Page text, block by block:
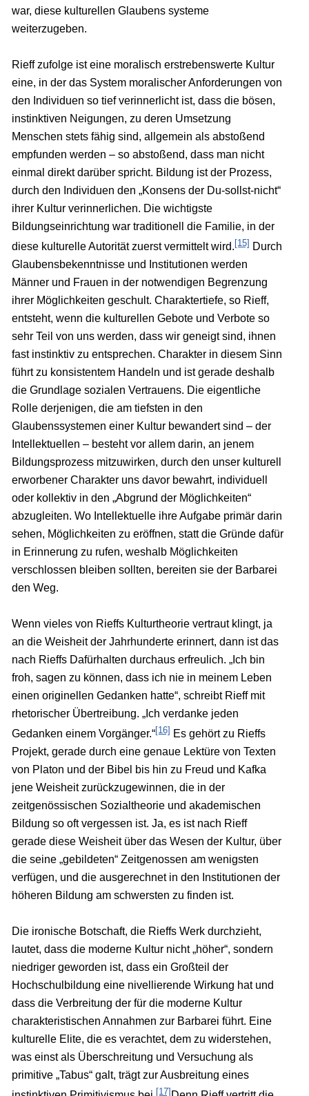
war, diese kulturellen Glaubens systeme
weiterzugeben.
Rieff zufolge ist eine moralisch erstrebenswerte Kultur
eine, in der das System moralischer Anforderungen von
den Individuen so tief verinnerlicht ist, dass die bösen,
instinktiven Neigungen, zu deren Umsetzung
Menschen stets fähig sind, allgemein als abstoßend
empfunden werden – so abstoßend, dass man nicht
einmal direkt darüber spricht. Bildung ist der Prozess,
durch den Individuen den „Konsens der Du-sollst-nicht“
ihrer Kultur verinnerlichen. Die wichtigste
Bildungseinrichtung war traditionell die Familie, in der
diese kulturelle Autorität zuerst vermittelt wird. [15] Durch
Glaubensbekenntnisse und Institutionen werden
Männer und Frauen in der notwendigen Begrenzung
ihrer Möglichkeiten geschult. Charaktertiefe, so Rieff,
entsteht, wenn die kulturellen Gebote und Verbote so
sehr Teil von uns werden, dass wir geneigt sind, ihnen
fast instinktiv zu entsprechen. Charakter in diesem Sinn
führt zu konsistentem Handeln und ist gerade deshalb
die Grundlage sozialen Vertrauens. Die eigentliche
Rolle derjenigen, die am tiefsten in den
Glaubenssystemen einer Kultur bewandert sind – der
Intellektuellen – besteht vor allem darin, an jenem
Bildungsprozess mitzuwirken, durch den unser kulturell
erworbener Charakter uns davor bewahrt, individuell
oder kollektiv in den „Abgrund der Möglichkeiten“
abzugleiten. Wo Intellektuelle ihre Aufgabe primär darin
sehen, Möglichkeiten zu eröffnen, statt die Gründe dafür
in Erinnerung zu rufen, weshalb Möglichkeiten
verschlossen bleiben sollten, bereiten sie der Barbarei
den Weg.
Wenn vieles von Rieffs Kulturtheorie vertraut klingt, ja
an die Weisheit der Jahrhunderte erinnert, dann ist das
nach Rieffs Dafürhalten durchaus erfreulich. „Ich bin
froh, sagen zu können, dass ich nie in meinem Leben
einen originellen Gedanken hatte“, schreibt Rieff mit
rhetorischer Übertreibung. „Ich verdanke jeden
Gedanken einem Vorgänger.“[16] Es gehört zu Rieffs
Projekt, gerade durch eine genaue Lektüre von Texten
von Platon und der Bibel bis hin zu Freud und Kafka
jene Weisheit zurückzugewinnen, die in der
zeitgenössischen Sozialtheorie und akademischen
Bildung so oft vergessen ist. Ja, es ist nach Rieff
gerade diese Weisheit über das Wesen der Kultur, über
die seine „gebildeten“ Zeitgenossen am wenigsten
verfügen, und die ausgerechnet in den Institutionen der
höheren Bildung am schwersten zu finden ist.
Die ironische Botschaft, die Rieffs Werk durchzieht,
lautet, dass die moderne Kultur nicht „höher“, sondern
niedriger geworden ist, dass ein Großteil der
Hochschulbildung eine nivellierende Wirkung hat und
dass die Verbreitung der für die moderne Kultur
charakteristischen Annahmen zur Barbarei führt. Eine
kulturelle Elite, die es verachtet, dem zu widerstehen,
was einst als Überschreitung und Versuchung als
primitive „Tabus“ galt, trägt zur Ausbreitung eines
[17]